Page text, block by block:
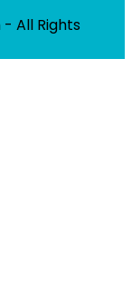
All Rights